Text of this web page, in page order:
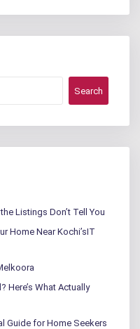
Search
Listings Don’t Tell You
Home Near Kochi’sIT
Here’s What Actually
Guide for Home Seekers